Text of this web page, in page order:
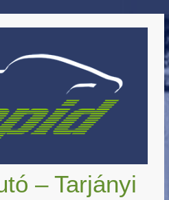
– Tarjányi